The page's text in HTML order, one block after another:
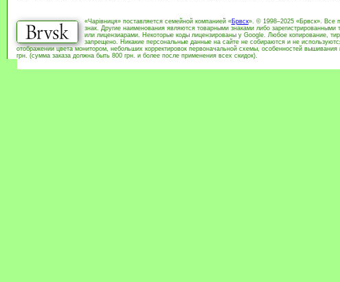
«Чарівниця» поставляется семейной компанией «Брвск». © 1998–2025 «Брвск». Все
знак. Другие наименования являются товарными знаками либо
или лицензиарами. Некоторые коды лицензированы у Google. Любое копирование,
запрещено. Никакие персональные данные на сайте не собираются и не
отображении цвета монитором, небольших корректировок первоначальной схемы, особенностей
грн. (сумма заказа должна быть 800 грн. и более после применения всех скидок).